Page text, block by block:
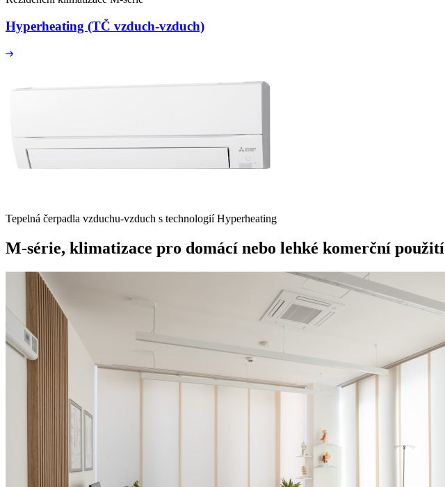
Hyperheating (TČ vzduch-vzduch)
Tepelná čerpadla vzduchu-vzduch s technologií Hyperheating
M-série, klimatizace pro domácí nebo lehké komerční použití